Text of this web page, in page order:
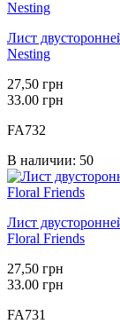
Лист
Nesting
27,50 грн
33.00 грн
FA732
В наличии: 50
Лист
Floral Friends
27,50 грн
33.00 грн
FA731